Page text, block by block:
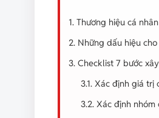
1. Thương hiệu cá
2. Những dấu hiệu
3. Checklist 7 bước
3.1. Xác định giá
3.2. Xác định